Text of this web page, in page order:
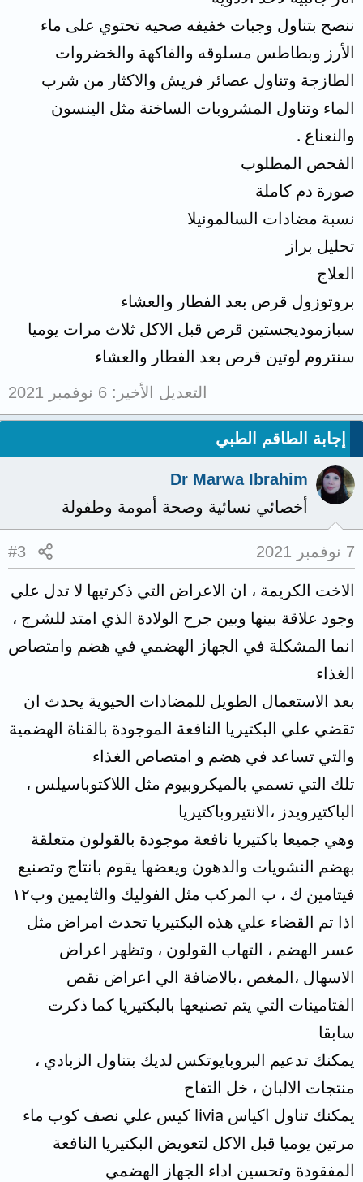
ننصح بتناول وجبات خفيفه صحيه تحتوي على ماء
الأرز وبطاطس مسلوقه والفاكهة والخضروات
الطازجة وتناول عصائر فريش والاكثار من شرب
الماء وتناول المشروبات الساخنة مثل الينسون
والنعناع .
الفحص المطلوب
صورة دم كاملة
نسبة مضادات السالمونيلا
تحليل براز
العلاج
بروتوزول قرص بعد الفطار والعشاء
سبازموديجستين قرص قبل الاكل ثلاث مرات يوميا
سنتروم لوتين قرص بعد الفطار والعشاء
التعديل الأخير: 6 نوفمبر 2021
إجابة الطاقم الطبي
Dr Marwa Ibrahim
أخصائي نسائية وصحة أمومة وطفولة
7 نوفمبر 2021 #3
الاخت الكريمة ، ان الاعراض التي ذكرتيها لا تدل علي
وجود علاقة بينها وبين جرح الولادة الذي امتد للشرج ،
انما المشكلة في الجهاز الهضمي في هضم وامتصاص
الغذاء
بعد الاستعمال الطويل للمضادات الحيوية يحدث ان
تقضي علي البكتيريا النافعة الموجودة بالقناة الهضمية
والتي تساعد في هضم و امتصاص الغذاء
تلك التي تسمي بالميكروبيوم مثل اللاكتوباسيلس ،
الباكتيرويدز ،الانتيروباكتيريا
وهي جميعا باكتيريا نافعة موجودة بالقولون متعلقة
بهضم النشويات والدهون ويعضها يقوم بانتاج وتصنيع
فيتامين ك ، ب المركب مثل الفوليك والثايمين وب١٢
اذا تم القضاء علي هذه البكتيريا تحدث امراض مثل
عسر الهضم ، التهاب القولون ، وتظهر اعراض
الاسهال ،المغص ،بالاضافة الي اعراض نقص
الفتامينات التي يتم تصنيعها بالبكتيريا كما ذكرت
سابقا
يمكنك تدعيم البروبايوتكس لديك بتناول الزبادي ،
منتجات الالبان ، خل التفاح
يمكنك تناول اكياس livia كيس علي نصف كوب ماء
مرتين يوميا قبل الاكل لتعويض البكتيريا النافعة
المفقودة وتحسين اداء الجهاز الهضمي